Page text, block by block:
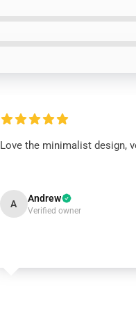
Love the minimalist design,
A Andrew
Verified owner